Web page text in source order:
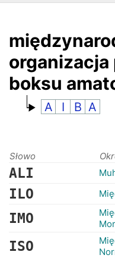
organizacja
boksu
A I B A
Słowo
ALI
ILO
IMO
ISO